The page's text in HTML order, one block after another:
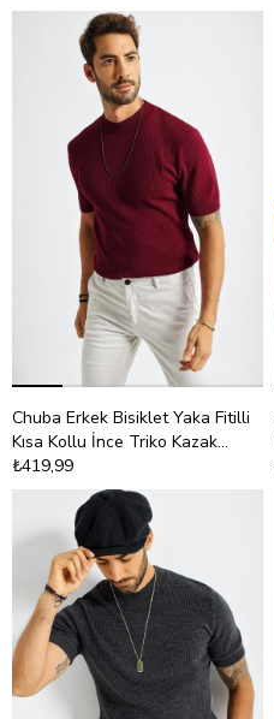
Chuba Erkek Bisiklet Yaka Fitilli
Kısa Kollu İnce Triko Kazak
21W301
₺419,99